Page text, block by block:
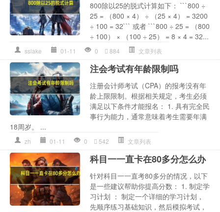
800除以25的脱式计算如下： ```800 ÷
25 = （800 × 4） ÷ （25 × 4） = 3200
÷ 100 = 32``` 或者 ```800 ÷ 25 = （800
÷ 100） × （100 ÷ 25） = 8 × 4 = 32...
sslake 01-11 0 884 文章列表
注会考试有年龄限制吗
注册会计师考试（CPA）的报考没有年
龄上限限制。根据相关规定，考生必须
满足以下条件才能报名： 1. 具有完全民
事行为能力，通常意味着考生需要年满
18周岁。 ...
zh 01-11 0 542 文章列表
科目一一直卡在80多分怎么办
针对科目一一直考80多分的情况，以下
是一些建议帮助你提高分数： 1. 制定学
习计划 ： 制定一个详细的学习计划，
先顺序练习基础知识，然后模拟考试，